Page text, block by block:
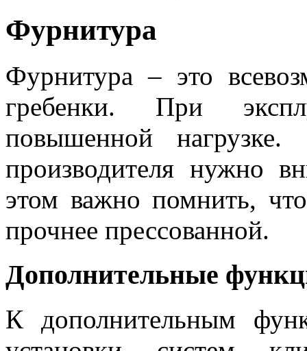
Фурнитура
Фурнитура – это
гребенки. При
повышенной
производителя нужно
этом важно помнить,
прочнее прессованной.
Дополнительные
К дополнительным